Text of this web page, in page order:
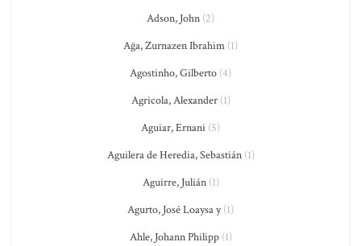
Adson, John (2)
Ağa, Zurnazen Ibrahim (1)
Agostinho, Gilberto (4)
Agricola, Alexander(1)
Aguiar, Ernani (5)
Aguilera de Heredia, Sebastián(1)
Aguirre, Julián(1)
Agurto, José Loaysa y(1)
Ahle, Johann Philipp(1)